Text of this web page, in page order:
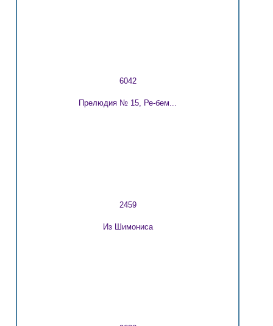
6042
Прелюдия № 15, Ре-бем...
2459
Из Шимониса